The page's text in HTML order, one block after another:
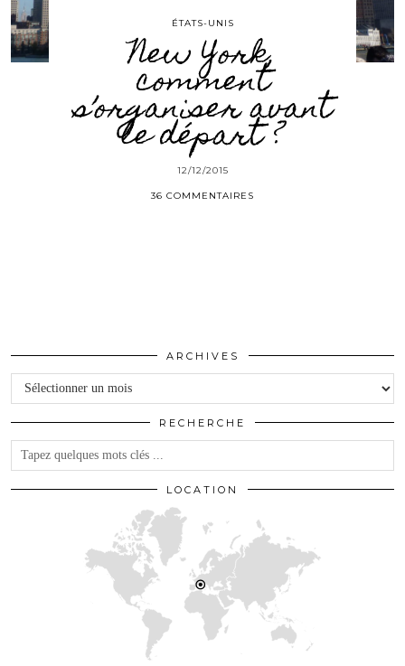
ÉTATS-UNIS
New York,
comment
s’organiser avant
le départ ?
12/12/2015
36 COMMENTAIRES
ARCHIVES
Archives
RECHERCHE
LOCATION